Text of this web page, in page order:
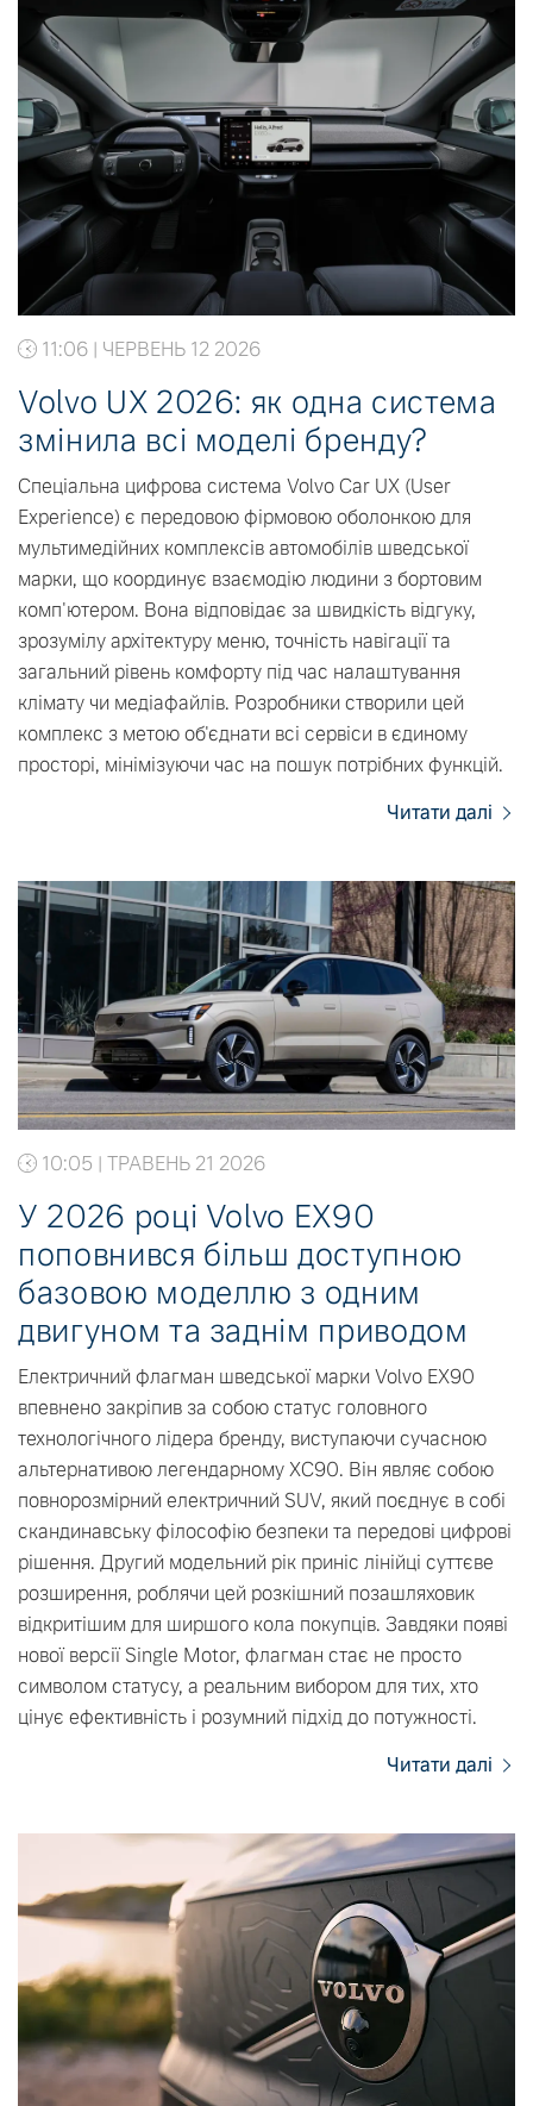
11:06 | ЧЕРВЕНЬ 12 2026
Volvo UX 2026: як одна система
змінила всі моделі бренду?
Спеціальна цифрова система Volvo Car UX (User
Experience) є передовою фірмовою оболонкою для
мультимедійних комплексів автомобілів шведської
марки, що координує взаємодію людини з бортовим
комп'ютером. Вона відповідає за швидкість відгуку,
зрозумілу архітектуру меню, точність навігації та
загальний рівень комфорту під час налаштування
клімату чи медіафайлів. Розробники створили цей
комплекс з метою об'єднати всі сервіси в єдиному
просторі, мінімізуючи час на пошук потрібних функцій.
Читати далі
10:05 | ТРАВЕНЬ 21 2026
У 2026 році Volvo EX90
поповнився більш доступною
базовою моделлю з одним
двигуном та заднім приводом
Електричний флагман шведської марки Volvo EX90
впевнено закріпив за собою статус головного
технологічного лідера бренду, виступаючи сучасною
альтернативою легендарному XC90. Він являє собою
повнорозмірний електричний SUV, який поєднує в собі
скандинавську філософію безпеки та передові цифрові
рішення. Другий модельний рік приніс лінійці суттєве
розширення, роблячи цей розкішний позашляховик
відкритішим для ширшого кола покупців. Завдяки появі
нової версії Single Motor, флагман стає не просто
символом статусу, а реальним вибором для тих, хто
цінує ефективність і розумний підхід до потужності.
Читати далі